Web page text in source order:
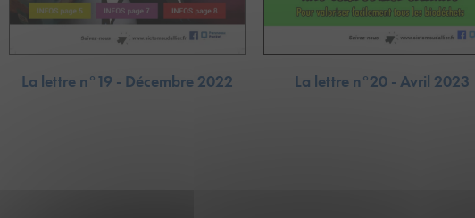
La lettre n°19 - Décembre 2022 La lettre n°20 - Avril 2023